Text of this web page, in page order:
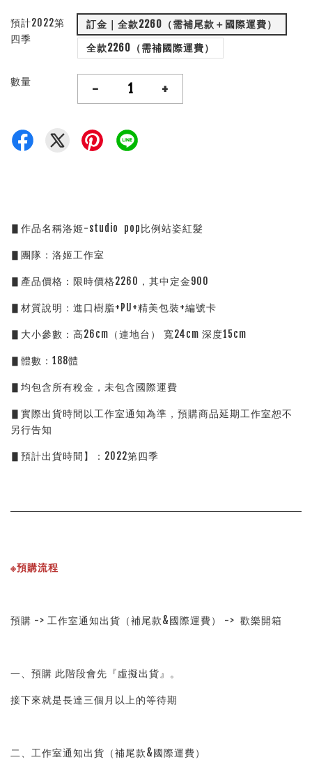
預計2022第
四季
訂金｜全款2260（需補尾款＋國際運費）
全款2260（需補國際運費）
數量 - +
▋作品名稱洛姬-studio  pop比例站姿紅髮
▋團隊：洛姬工作室
▋產品價格：限時價格2260，其中定金900
▋材質說明：進口樹脂+PU+精美包裝+編號卡
▋大小參數：高26cm（連地台） 寬24cm 深度15cm
▋體數：188體
▋均包含所有稅金，未包含國際運費
▋實際出貨時間以工作室通知為準，預購商品延期工作室恕不
另行告知
▋預計出貨時間】：2022第四季
※預購流程
預購 -> 工作室通知出貨（補尾款&國際運費） ->  歡樂開箱
一、預購 此階段會先『虛擬出貨』。
接下來就是長達三個月以上的等待期
二、工作室通知出貨（補尾款&國際運費）